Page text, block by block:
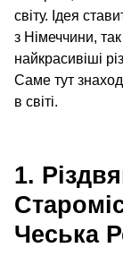
світу. Ідея
з Німеччини,
найкрасивіші
Саме тут
в світі.
1.
Чеська